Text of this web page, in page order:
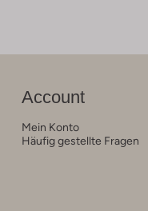
Account
Mein Konto
Häufig gestellte Fragen